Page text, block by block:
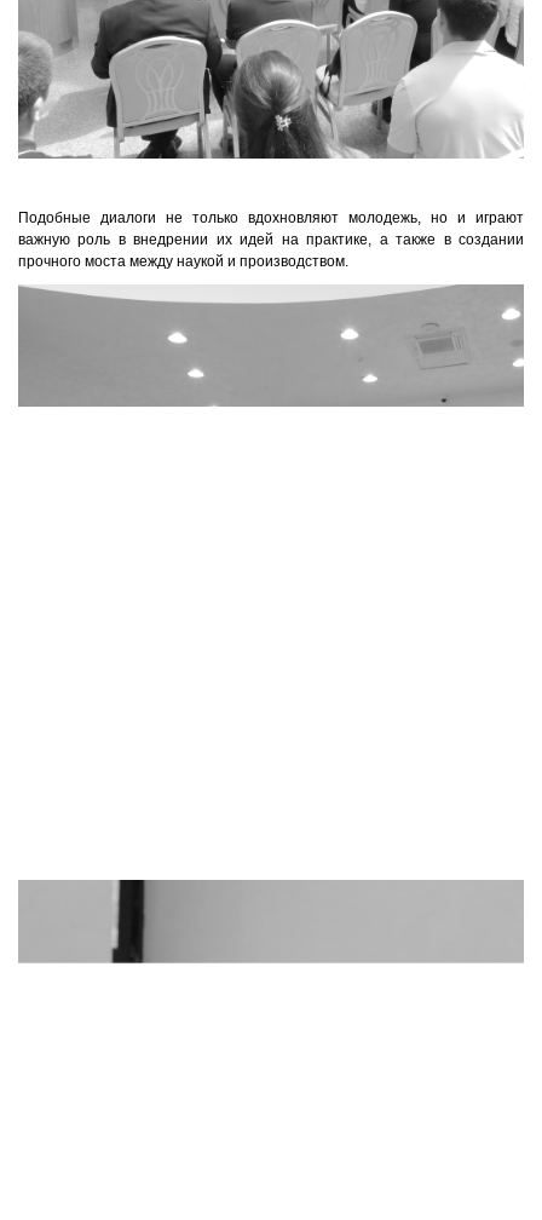
Подобные диалоги не только вдохновляют молодежь, но и играют
важную роль в внедрении их идей на практике, а также в создании
прочного моста между наукой и производством.